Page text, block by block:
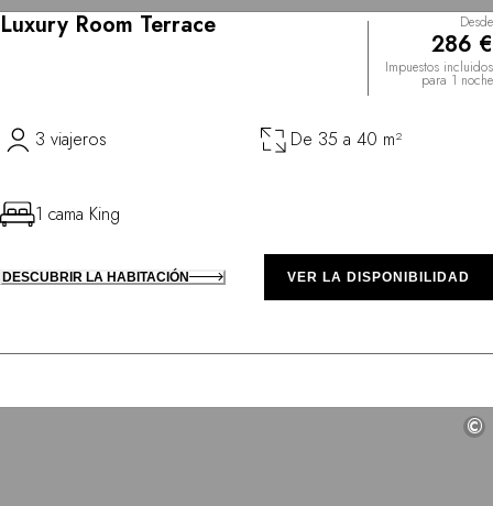
Luxury Room Terrace Desde
286 €
Impuestos incluidos
para 1 noche
3 viajeros De 35 a 40 m²
1 cama King
DESCUBRIR LA HABITACIÓN VER LA DISPONIBILIDAD
©